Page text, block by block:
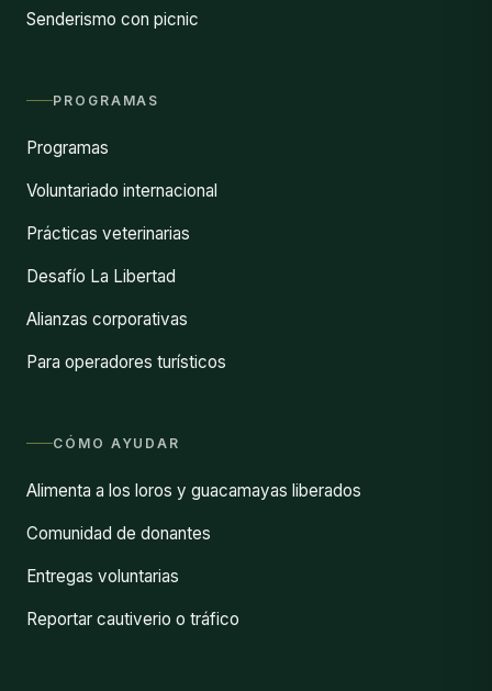
Senderismo con picnic
PROGRAMAS
Programas
Voluntariado internacional
Prácticas veterinarias
Desafío La Libertad
Alianzas corporativas
Para operadores turísticos
CÓMO AYUDAR
Alimenta a los loros y guacamayas liberados
Comunidad de donantes
Entregas voluntarias
Reportar cautiverio o tráfico